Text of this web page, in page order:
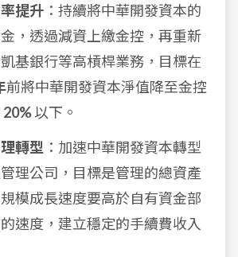
提升 ：持續將中華開發資本的
，透過減資上繳金控，再重新
基銀行等高槓桿業務，目標在
前將中華開發資本淨值降至金控
20%以下。
轉型 ：加速中華開發資本轉型
理公司，目標是管理的總資產
模成長速度要高於自有資金部
速度，建立穩定的手續費收入